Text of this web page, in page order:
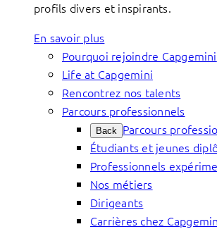
profils divers et inspirants.
En savoir plus
Pourquoi rejoindre Capgemini
Life at Capgemini
Rencontrez nos talents
Parcours professionnels
Back Parcours
Étudiants et jeunes
Professionnels
Nos métiers
Dirigeants
Carrières chez